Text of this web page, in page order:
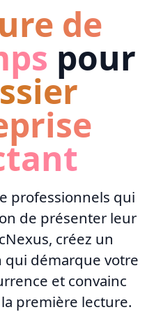
de
pour
professionnels qui
de présenter leur
créez un
qui démarque votre
et convainc
première lecture.